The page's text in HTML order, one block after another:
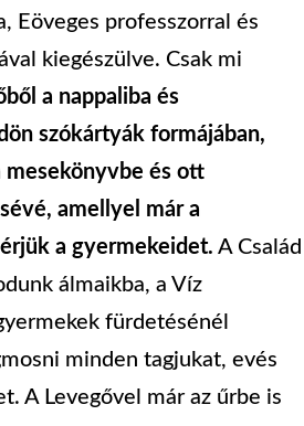
Eöveges professzorral és
kiegészülve. Csak mi
a nappaliba és
szókártyák formájában,
mesekönyvbe és ott
amellyel már a
a gyermekeidet. A Család
álmaikba, a Víz
fürdetésénél
minden tagjukat, evés
A Levegővel már az űrbe is